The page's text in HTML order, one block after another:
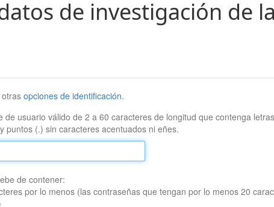
de investigación de
otrasopciones de identificación.
de usuario válido de 2 a 60 caracteres de longitud que contenga
puntos (.) sin caracteres acentuados ni eñes.
de contener:
por lo menos (las contraseñas que tengan por lo menos 20